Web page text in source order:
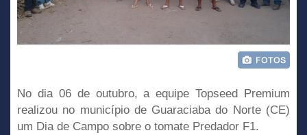
No dia 06 de outubro, a equipe Topseed Premium
realizou no município de Guaraciaba do Norte (CE)
um Dia de Campo sobre o tomate Predador F1.